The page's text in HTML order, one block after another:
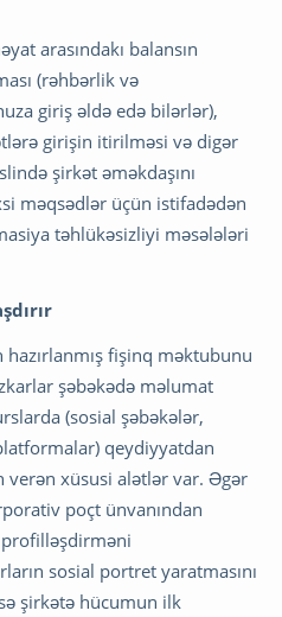
arasındakı balansın
(rəhbərlik və
giriş əldə edə bilərlər),
girişin itirilməsi və digər
şirkət əməkdaşını
məqsədlər üçün istifadədən
təhlükəsizliyi məsələləri
fişinq məktubunu
şəbəkədə məlumat
(sosial şəbəkələr,
qeydiyyatdan
verən xüsusi alətlər var. Əgər
poçt ünvanından
sosial portret yaratmasını
şirkətə hücumun ilk